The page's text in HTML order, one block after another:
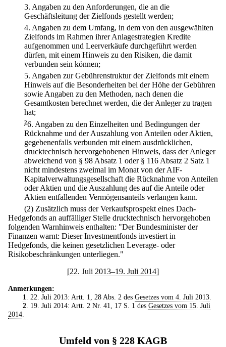
3. Angaben zu den Anforderungen, die an die
Geschäftsleitung der Zielfonds gestellt werden;
4. Angaben zu dem Umfang, in dem von den ausgewählten
Zielfonds im Rahmen ihrer Anlagestrategien Kredite
aufgenommen und Leerverkäufe durchgeführt werden
dürfen, mit einem Hinweis zu den Risiken, die damit
verbunden sein können;
5. Angaben zur Gebührenstruktur der Zielfonds mit einem
Hinweis auf die Besonderheiten bei der Höhe der Gebühren
sowie Angaben zu den Methoden, nach denen die
Gesamtkosten berechnet werden, die der Anleger zu tragen
hat;
26. Angaben zu den Einzelheiten und Bedingungen der
Rücknahme und der Auszahlung von Anteilen oder Aktien,
gegebenenfalls verbunden mit einem ausdrücklichen,
drucktechnisch hervorgehobenen Hinweis, dass der Anleger
abweichend von § 98 Absatz 1 oder § 116 Absatz 2 Satz 1
nicht mindestens zweimal im Monat von der AIF-
Kapitalverwaltungsgesellschaft die Rücknahme von Anteilen
oder Aktien und die Auszahlung des auf die Anteile oder
Aktien entfallenden Vermögensanteils verlangen kann.
(2) Zusätzlich muss der Verkaufsprospekt eines Dach-
Hedgefonds an auffälliger Stelle drucktechnisch hervorgehoben
folgenden Warnhinweis enthalten: "Der Bundesminister der
Finanzen warnt: Dieser Investmentfonds investiert in
Hedgefonds, die keinen gesetzlichen Leverage- oder
Risikobeschränkungen unterliegen."
[22. Juli 2013–19. Juli 2014]
Anmerkungen:
1
. 22. Juli 2013: Artt. 1, 28 Abs. 2 des Gesetzes vom 4. Juli 2013.
2. 19. Juli 2014: Artt. 2 Nr. 41, 17 S. 1 des Gesetzes vom 15. Juli
2014
Umfeld von § 228 KAGB